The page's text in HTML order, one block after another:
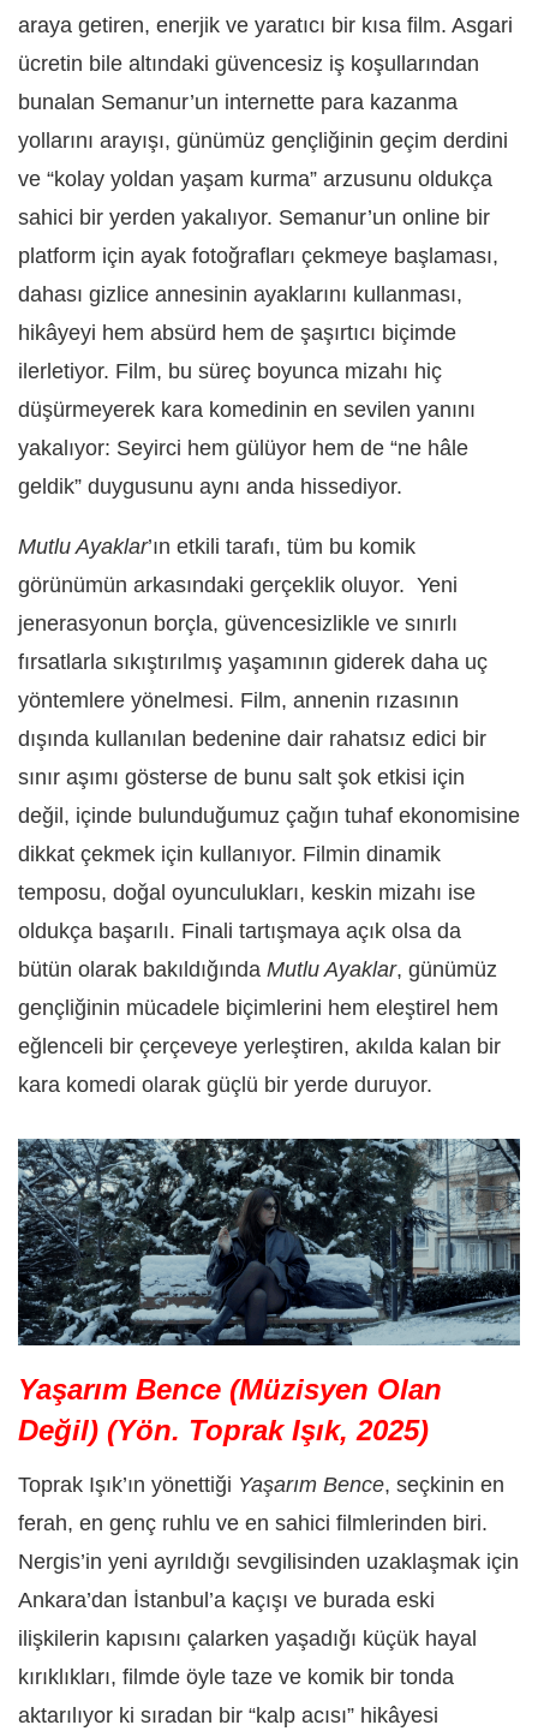
araya getiren, enerjik ve yaratıcı bir kısa film. Asgari
ücretin bile altındaki güvencesiz iş koşullarından
bunalan Semanur’un internette para kazanma
yollarını arayışı, günümüz gençliğinin geçim derdini
ve “kolay yoldan yaşam kurma” arzusunu oldukça
sahici bir yerden yakalıyor. Semanur’un online bir
platform için ayak fotoğrafları çekmeye başlaması,
dahası gizlice annesinin ayaklarını kullanması,
hikâyeyi hem absürd hem de şaşırtıcı biçimde
ilerletiyor. Film, bu süreç boyunca mizahı hiç
düşürmeyerek kara komedinin en sevilen yanını
yakalıyor: Seyirci hem gülüyor hem de “ne hâle
geldik” duygusunu aynı anda hissediyor.
Mutlu Ayaklar’ın etkili tarafı, tüm bu komik
görünümün arkasındaki gerçeklik oluyor. Yeni
jenerasyonun borçla, güvencesizlikle ve sınırlı
fırsatlarla sıkıştırılmış yaşamının giderek daha uç
yöntemlere yönelmesi. Film, annenin rızasının
dışında kullanılan bedenine dair rahatsız edici bir
sınır aşımı gösterse de bunu salt şok etkisi için
değil, içinde bulunduğumuz çağın tuhaf ekonomisine
dikkat çekmek için kullanıyor. Filmin dinamik
temposu, doğal oyunculukları, keskin mizahı ise
oldukça başarılı. Finali tartışmaya açık olsa da
bütün olarak bakıldığında Mutlu Ayaklar, günümüz
gençliğinin mücadele biçimlerini hem eleştirel hem
eğlenceli bir çerçeveye yerleştiren, akılda kalan bir
kara komedi olarak güçlü bir yerde duruyor.
Yaşarım Bence (Müzisyen Olan
Değil) (Yön. Toprak Işık, 2025)
Toprak Işık’ın yönettiği Yaşarım Bence, seçkinin en
ferah, en genç ruhlu ve en sahici filmlerinden biri.
Nergis’in yeni ayrıldığı sevgilisinden uzaklaşmak için
Ankara’dan İstanbul’a kaçışı ve burada eski
ilişkilerin kapısını çalarken yaşadığı küçük hayal
kırıklıkları, filmde öyle taze ve komik bir tonda
aktarılıyor ki sıradan bir “kalp acısı” hikâyesi